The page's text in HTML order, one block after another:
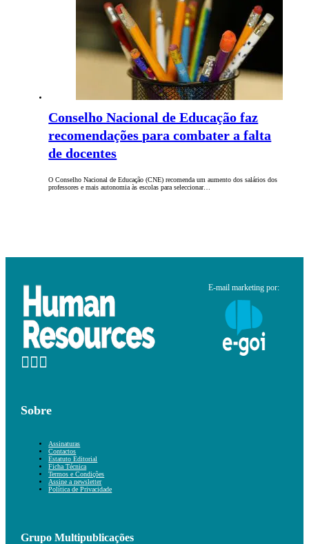
Conselho Nacional de Educação faz
recomendações para combater a falta
de docentes
O Conselho Nacional de Educação (CNE) recomenda um aumento dos salários dos
professores e mais autonomia às escolas para seleccionar…
E-mail marketing por:
Sobre
Assinaturas
Contactos
Estatuto Editorial
Ficha Técnica
Termos e Condições
Assine a newsletter
Política de Privacidade
Grupo Multipublicações